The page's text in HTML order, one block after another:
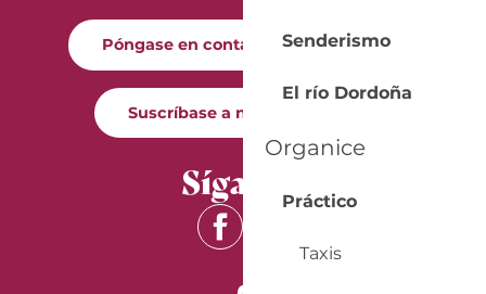
Senderismo
El río Dordoña
Organice
Práctico
Taxis
Póngase en contacto con nosotros
Suscríbase a nuestro boletín
Síganos